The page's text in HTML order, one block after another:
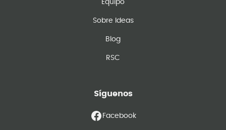
Equipo
Sobre Ideas
Blog
RSC
Síguenos
Facebook